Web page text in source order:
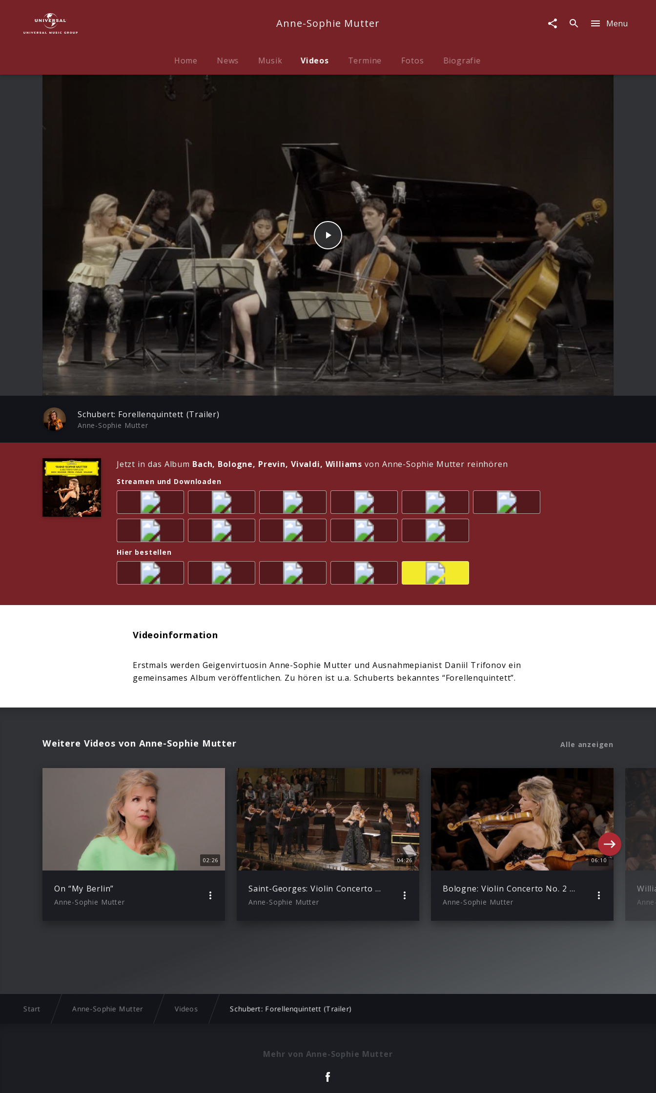
Mutter
Schubert:
Anne-Sophie Mutter Menu
Home News Musik Videos Termine Fotos Biografie
Play
-07:39
Mute
Enter
Play
Schubert: Forellenquintett (Trailer)
Anne-Sophie Mutter
Jetzt in das Album Bach, Bologne, Previn, Vivaldi, Williams von Anne-Sophie Mutter reinhören
Streamen und Downloaden
Hier bestellen
Videoinformation
Erstmals werden Geigenvirtuosin Anne-Sophie Mutter und Ausnahmepianist Daniil Trifonov ein
gemeinsames Album veröffentlichen. Zu hören ist u.a. Schuberts bekanntes “Forellenquintett”.
Weitere Videos von Anne-Sophie Mutter Alle anzeigen
02:26
On “My Berlin”
Anne-Sophie Mutter
04:26
Saint-Georges: Violin Concerto No. 2, A Major: III. Rondeau (feat. Mutter’s Virtuosi)
Anne-Sophie Mutter
06:10
Bologne: Violin Concerto No. 2 in A Major, Op. 5: II. Largo (feat. Mutter’s Virtuosi)
Anne-Sophie Mutter
Start Anne-Sophie Mutter Videos Schubert: Forellenquintett (Trailer)
Mehr von Anne-Sophie Mutter